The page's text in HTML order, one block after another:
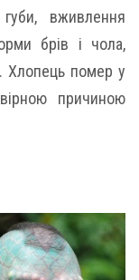
вживлення
брів і чола,
Хлопець помер у
причиною